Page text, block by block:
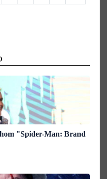
"Spider-Man: Brand